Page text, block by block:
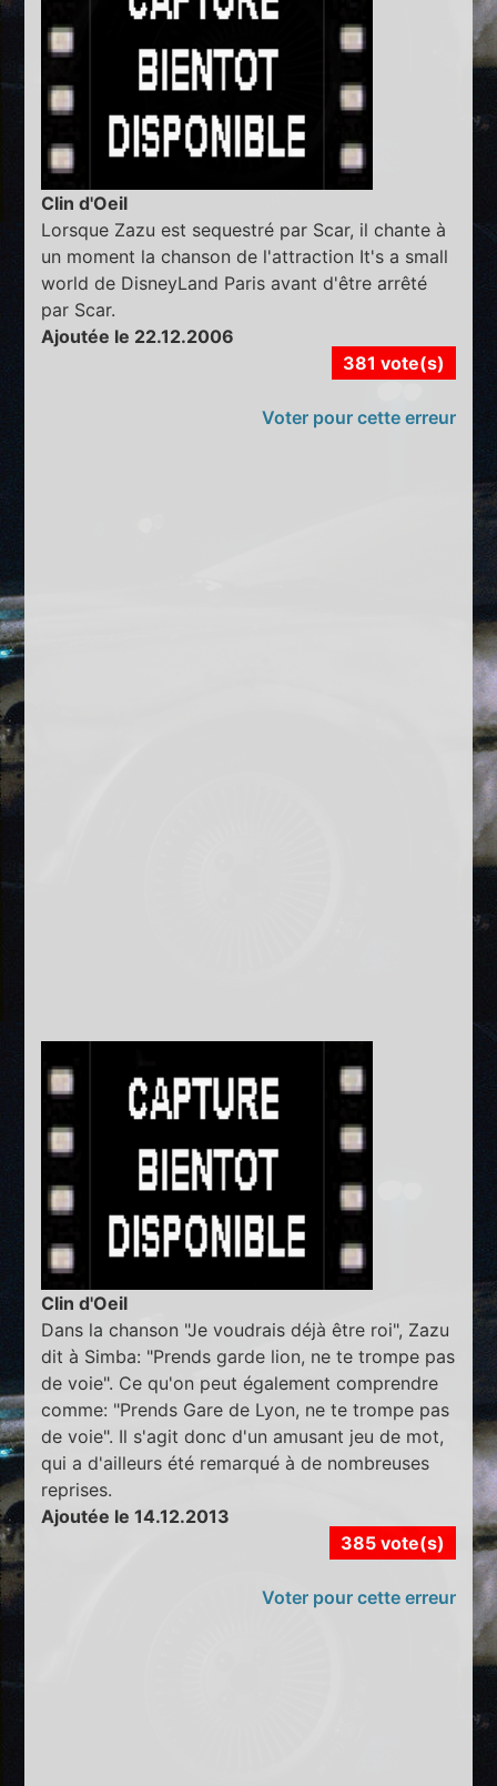
Clin d'Oeil
Lorsque Zazu est sequestré par Scar, il chante à
un moment la chanson de l'attraction It's a small
world de DisneyLand Paris avant d'être arrêté
par Scar.
Ajoutée le 22.12.2006
381 vote(s)
Voter pour cette erreur
Clin d'Oeil
Dans la chanson "Je voudrais déjà être roi", Zazu
dit à Simba: "Prends garde lion, ne te trompe pas
de voie". Ce qu'on peut également comprendre
comme: "Prends Gare de Lyon, ne te trompe pas
de voie". Il s'agit donc d'un amusant jeu de mot,
qui a d'ailleurs été remarqué à de nombreuses
reprises.
Ajoutée le 14.12.2013
385 vote(s)
Voter pour cette erreur